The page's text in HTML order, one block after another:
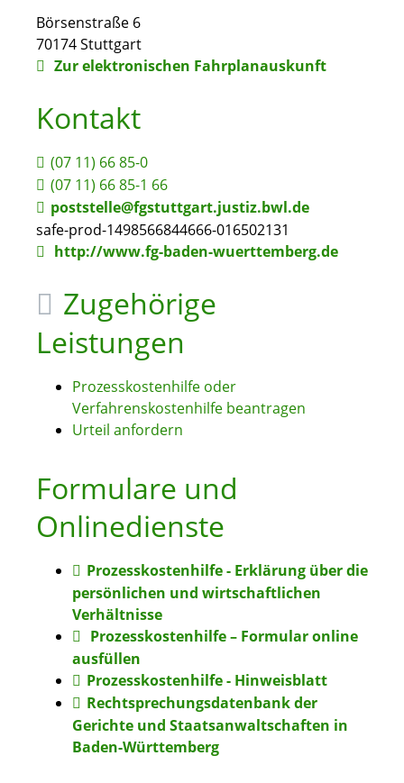
Börsenstraße 6
70174Stuttgart
Zur elektronischen Fahrplanauskunft
Kontakt
(07 11) 66 85-0
(07 11) 66 85-1 66
poststelle@fgstuttgart.justiz.bwl.de
safe-prod-1498566844666-016502131
http://www.fg-baden-wuerttemberg.de
Zugehörige
Leistungen
Prozesskostenhilfe oder
Verfahrenskostenhilfe beantragen
Urteil anfordern
Formulare und
Onlinedienste
Prozesskostenhilfe - Erklärung über die
persönlichen und wirtschaftlichen
Verhältnisse
Prozesskosten­hilfe – Formular online
ausfüllen
Prozesskostenhilfe - Hinweisblatt
Rechtsprechungsdatenbank der
Gerichte und Staatsanwaltschaften in
Baden-Württemberg